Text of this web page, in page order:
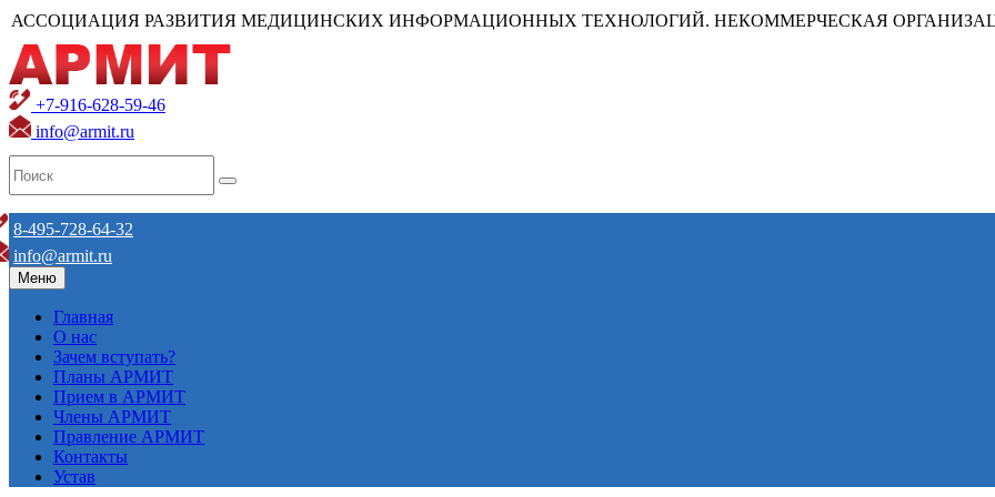
АССОЦИАЦИЯ РАЗВИТИЯ МЕДИЦИНСКИХ ИНФОРМАЦИОННЫХ ТЕХНОЛОГИЙ. НЕКОММЕРЧЕСКАЯ
+7-916-628-59-46
info@armit.ru
8-495-728-64-32
info@armit.ru
Меню
Главная
О нас
Зачем вступать?
Планы АРМИТ
Прием в АРМИТ
Члены АРМИТ
Правление АРМИТ
Контакты
Устав